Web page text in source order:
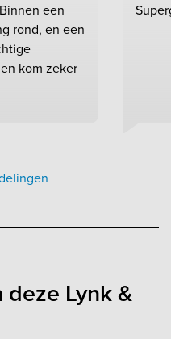
een
rond, en een
kom zeker
Lynk &